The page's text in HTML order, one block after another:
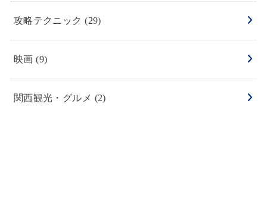
攻略テクニック(29)
映画(9)
関西観光・グルメ (2)